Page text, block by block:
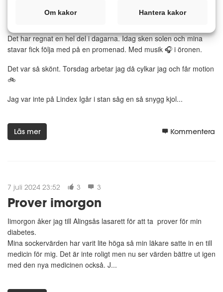
Äntligen lite sol ☀️
Det har regnat en hel del i dagarna. Idag sken solen och mina
stavar fick följa med på en promenad. Med musik 🎧 i öronen.
Det var så skönt. Torsdag arbetar jag då cylkar jag och får motion
🚲
Jag var inte på Lindex Igår i stan såg en så snygg kjol...
Läs mer Kommentera
7 juli 2024 23:52 3 3
Prover imorgon
Iimorgon åker jag till Alingsås lasarett för att ta prover för min
diabetes.
Mina sockervärden har varit lite höga så min läkare satte in en till
medicin för mig. Det är inte roligt men nu ser värden bättre ut igen
med den nya medicinen också. J...
Om kakor Hantera kakor